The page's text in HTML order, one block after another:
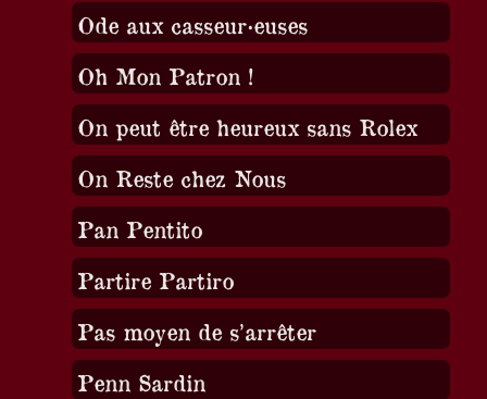
Ode aux casseur·euses
Oh Mon Patron !
On peut être heureux sans Rolex
On Reste chez Nous
Pan Pentito
Partire Partiro
Pas moyen de s’arrêter
Penn Sardin